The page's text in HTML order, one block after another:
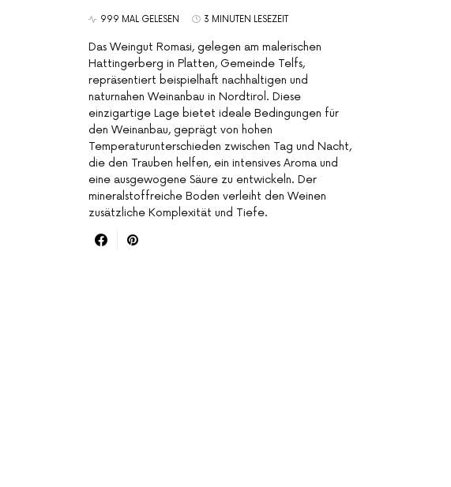
999 MAL GELESEN 3 MINUTEN LESEZEIT
Das Weingut Romasi, gelegen am malerischen
Hattingerberg in Platten, Gemeinde Telfs,
repräsentiert beispielhaft nachhaltigen und
naturnahen Weinanbau in Nordtirol. Diese
einzigartige Lage bietet ideale Bedingungen für
den Weinanbau, geprägt von hohen
Temperaturunterschieden zwischen Tag und Nacht,
die den Trauben helfen, ein intensives Aroma und
eine ausgewogene Säure zu entwickeln. Der
mineralstoffreiche Boden verleiht den Weinen
zusätzliche Komplexität und Tiefe.